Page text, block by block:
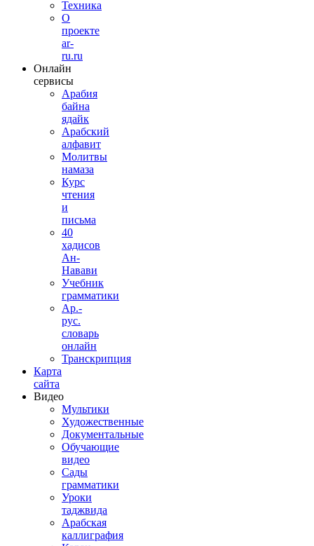
Техника
О
проекте
ar-
ru.ru
Онлайн
сервисы
Арабия
байна
ядайк
Арабский
алфавит
Молитвы
намаза
Курс
чтения
и
письма
40
хадисов
Ан-
Навави
Учебник
грамматики
Ар.-
рус.
словарь
онлайн
Транскрипция
Карта
сайта
Видео
Мультики
Художественные
Документальные
Обучающие
видео
Сады
грамматики
Уроки
таджвида
Арабская
каллиграфия